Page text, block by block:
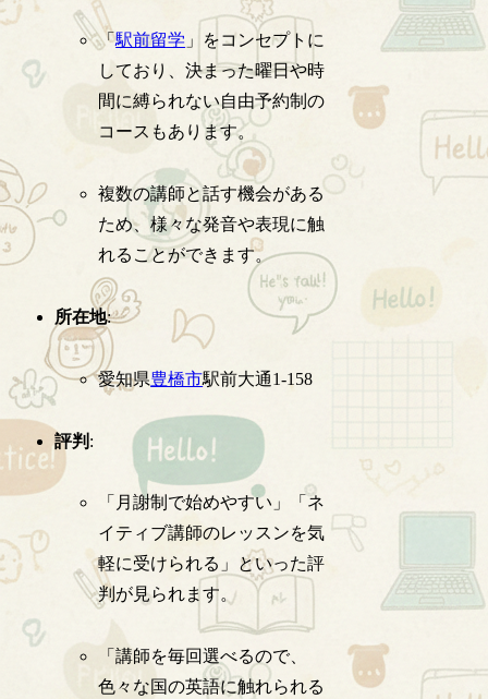
「駅前留学 」をコンセプトに
しており、決まった曜日や時
間に縛られない自由予約制の
コースもあります。
複数の講師と話す機会がある
ため、様々な発音や表現に触
れることができます。
所在地:
愛知県豊橋市駅前大通1-158
評判 :
「月謝制で始めやすい」「ネ
イティブ講師のレッスンを気
軽に受けられる」といった評
判が見られます。
「講師を毎回選べるので、
色々な国の英語に触れられる